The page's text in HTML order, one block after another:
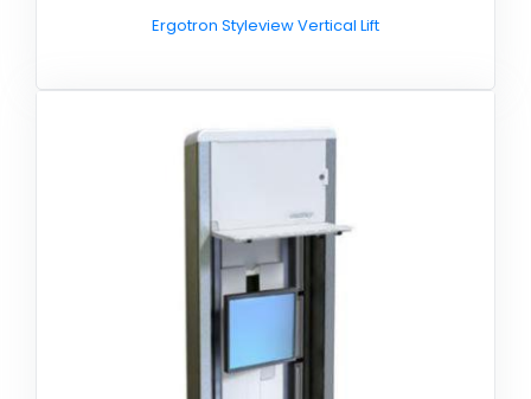
Ergotron Styleview Vertical Lift